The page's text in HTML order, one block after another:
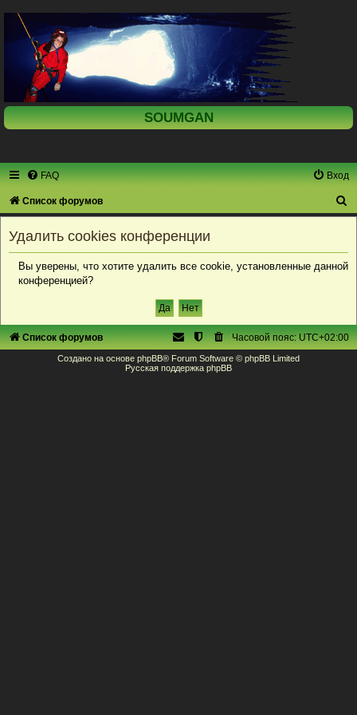
SOUMGAN
FAQ Вход
Список форумов
Удалить cookies конференции
Вы уверены, что хотите удалить все cookie, установленные данной
конференцией?
Список форумов Часовой пояс:UTC+02:00
Создано на основе phpBB® Forum Software © phpBB Limited
Русская поддержка phpBB